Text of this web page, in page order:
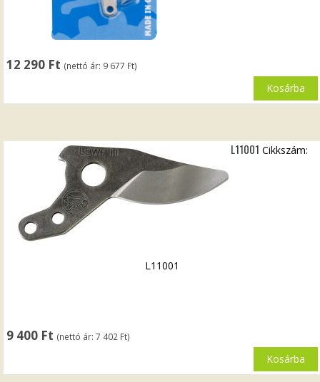
12 290 Ft (nettó ár: 9 677 Ft)
Kosárba
L11001
9 400 Ft (nettó ár:7 402 Ft)
Cikkszám:
L11001
Kosárba